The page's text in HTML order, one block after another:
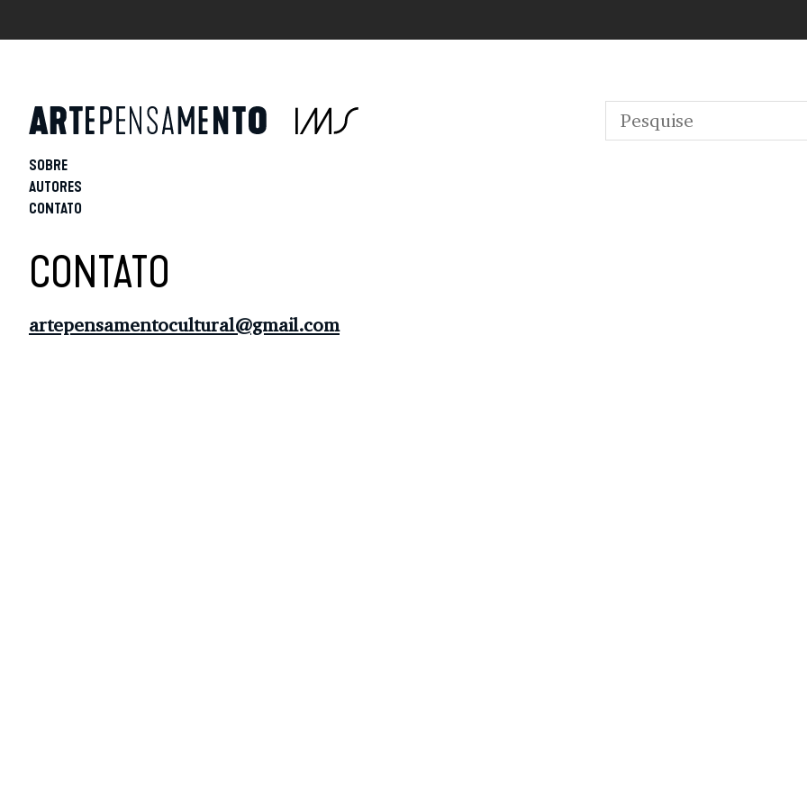
SOBRE
AUTORES
CONTATO
CONTATO
artepensamentocultural@gmail.com